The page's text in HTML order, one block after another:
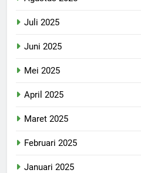
Juli 2025
Juni 2025
Mei 2025
April 2025
Maret 2025
Februari 2025
Januari 2025